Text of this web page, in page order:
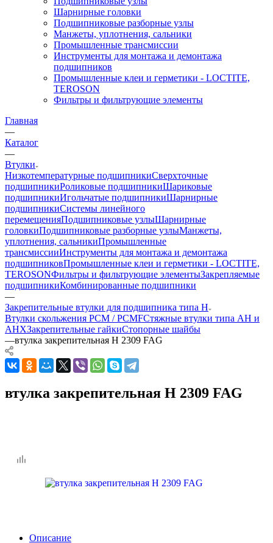
Шарнирные головки
Подшипниковые разборные узлы
Манжеты, уплотнения, сальники
Промышленные трансмиссии
Инструменты для монтажа и демонтажа
подшипников
Промышленные клеи и герметики - LOCTITE,
TEROSON
Фильтры и фильтрующие элементы
Главная
—
Каталог
—
Втулки
Низкотемпературные подшипникиСверхточные
подшипникиРоликовые подшипникиШариковые
подшипникиИгольчатые подшипникиШарнирные
подшипникиСистемы линейного
перемещенияПодшипниковые узлыШарнирные
головкиПодшипниковые разборные узлыМанжеты,
уплотнения, сальникиПромышленные
трансмиссииИнструменты для монтажа и демонтажа
подшипниковПромышленные клеи и герметики - LOCTITE,
TEROSONФильтры и фильтрующие элементыЗакрепляемые
подшипникиКомбинированные подшипники
—
Закрепительные втулки для подшипника типа H
Втулки скольжения PCM / PCMFСтяжные втулки типа AH и
AHXЗакрепительные гайкиСтопорные шайбы
—втулка закрепительная H 2309 FAG
втулка закрепительная H 2309 FAG
Описание